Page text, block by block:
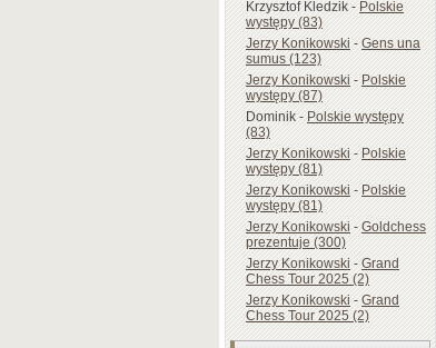
Krzysztof Kledzik-Polskie
występy (83)
Jerzy Konikowski-Gens una
sumus (123)
Jerzy Konikowski-Polskie
występy (87)
Dominik-Polskie występy
(83)
Jerzy Konikowski-Polskie
występy (81)
Jerzy Konikowski-Polskie
występy (81)
Jerzy Konikowski-Goldchess
prezentuje (300)
Jerzy Konikowski-Grand
Chess Tour 2025 (2)
Jerzy Konikowski-Grand
Chess Tour 2025 (2)